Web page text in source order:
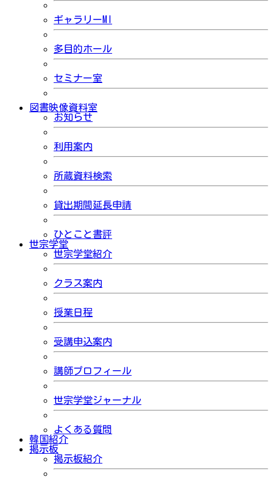
ギャラリーMI
多目的ホール
セミナー室
図書映像資料室
お知らせ
利用案内
所蔵資料検索
貸出期間延長申請
ひとこと書評
世宗学堂
世宗学堂紹介
クラス案内
授業日程
受講申込案内
講師プロフィール
世宗学堂ジャーナル
よくある質問
韓国紹介
掲示板
掲示板紹介